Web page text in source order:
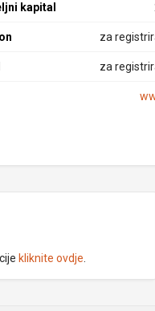
kapital
za
za
kliknite ovdje